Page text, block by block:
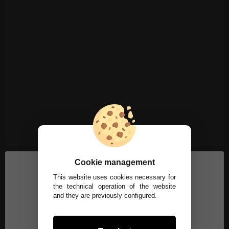
Cookie management
This website uses cookies necessary for
the technical operation of the website
and they are previously configured.